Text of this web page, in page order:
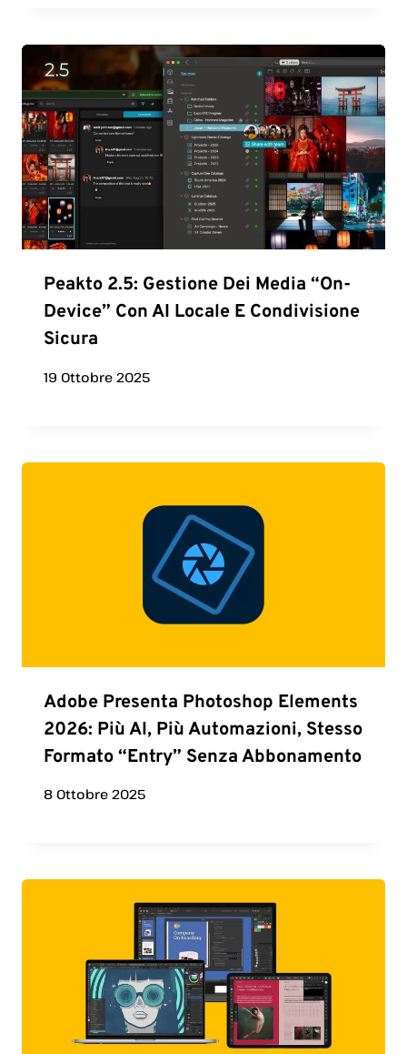
Peakto 2.5: Gestione Dei Media “on-
Device” Con AI Locale E Condivisione
Sicura
19 Ottobre 2025
Adobe Presenta Photoshop Elements
2026: Più AI, Più Automazioni, Stesso
Formato “entry” Senza Abbonamento
8 Ottobre 2025